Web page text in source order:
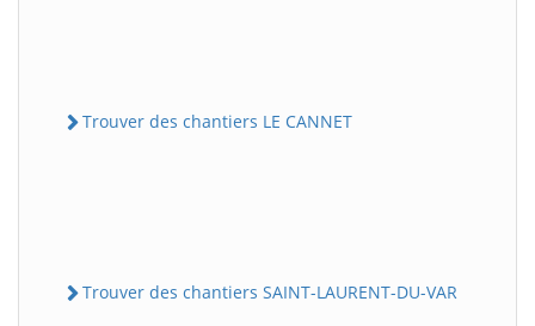
Trouver des chantiers LE CANNET
Trouver des chantiers SAINT-LAURENT-DU-VAR